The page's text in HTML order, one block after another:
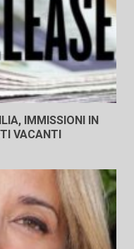
IMMISSIONI IN
VACANTI